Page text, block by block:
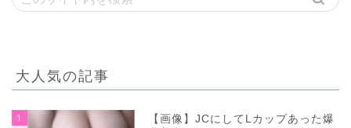
大人気の記事
1
【画像】JCにしてLカップあった爆